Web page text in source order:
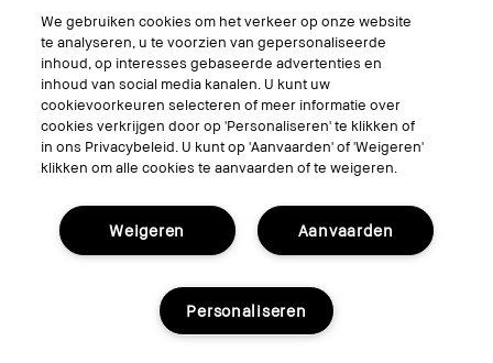
Luxe Matte Lipstick
We gebruiken cookies om het verkeer op onze website
te analyseren, u te voorzien van gepersonaliseerde
inhoud, op interesses gebaseerde advertenties en
inhoud van social media kanalen. U kunt uw
cookievoorkeuren selecteren of meer informatie over
cookies verkrijgen door op 'Personaliseren' te klikken of
in ons Privacybeleid. U kunt op 'Aanvaarden' of 'Weigeren'
klikken om alle cookies te aanvaarden of te weigeren.
Aanvaarden
Weigeren
Personaliseren